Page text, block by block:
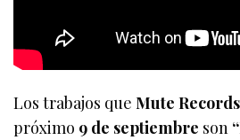
Los trabajos queMute Records
próximo 9 de septiembre son